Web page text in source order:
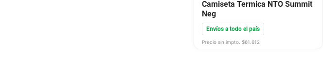
Camiseta Termica NTO Summit
Neg
Envíos a todo el país
Precio sin impto. $61.612